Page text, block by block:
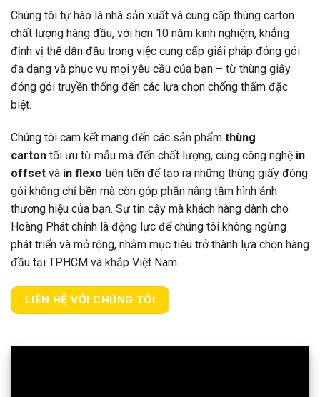
Chúng tôi tự hào là nhà sản xuất và cung cấp thùng carton
chất lượng hàng đầu, với hơn 10 năm kinh nghiệm, khẳng
định vị thế dẫn đầu trong việc cung cấp giải pháp đóng gói
đa dạng và phục vụ mọi yêu cầu của bạn – từ thùng giấy
đóng gói truyền thống đến các lựa chọn chống thấm đặc
biệt.
Chúng tôi cam kết mang đến các sản phẩm thùng
carton tối ưu từ mẫu mã đến chất lượng, cùng công nghệ in
offset và in flexo tiên tiến để tạo ra những thùng giấy đóng
gói không chỉ bền mà còn góp phần nâng tầm hình ảnh
thương hiệu của bạn. Sự tin cậy mà khách hàng dành cho
Hoàng Phát chính là động lực để chúng tôi không ngừng
phát triển và mở rộng, nhằm mục tiêu trở thành lựa chọn hàng
đầu tại TP.HCM và khắp Việt Nam.
LIÊN HỆ VỚI CHÚNG TÔI